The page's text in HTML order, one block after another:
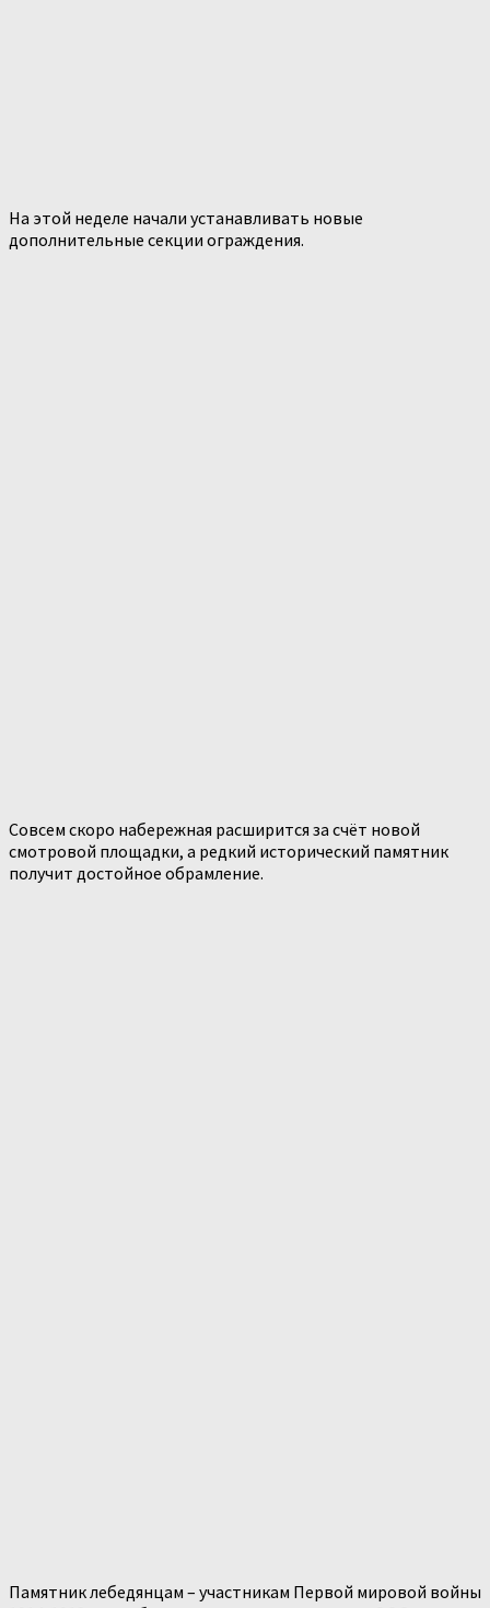
На этой неделе начали устанавливать новые
дополнительные секции ограждения.
Совсем скоро набережная расширится за счёт новой
смотровой площадки, а редкий исторический памятник
получит достойное обрамление.
Памятник лебедянцам – участникам Первой мировой войны